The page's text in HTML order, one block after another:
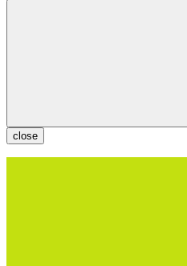
close